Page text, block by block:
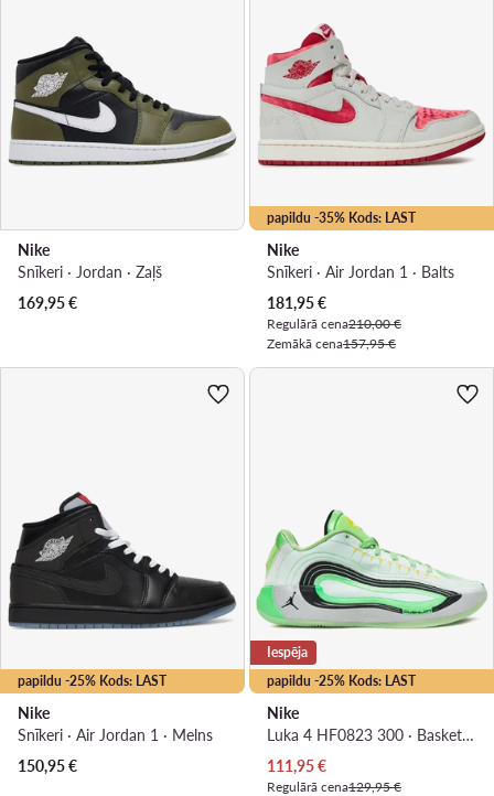
Nike
Snīkeri · Jordan · Zaļš
169,95€
papildu -35% Kods: LAST
Nike
Snīkeri · Air Jordan 1 · Balts
Pašreizējā cena
181,95€
Regulārā cena210,00 €
Zemākā cena157,95 €
papildu -25% Kods: LAST
Nike
Snīkeri · Air Jordan 1 · Melns
150,95€
papildu -25% Kods: LAST
Iespēja
Nike
Luka 4 HF0823 300 · Basketbola apavi
Pašreizējā cena
111,95€
Regulārā cena129,95 €